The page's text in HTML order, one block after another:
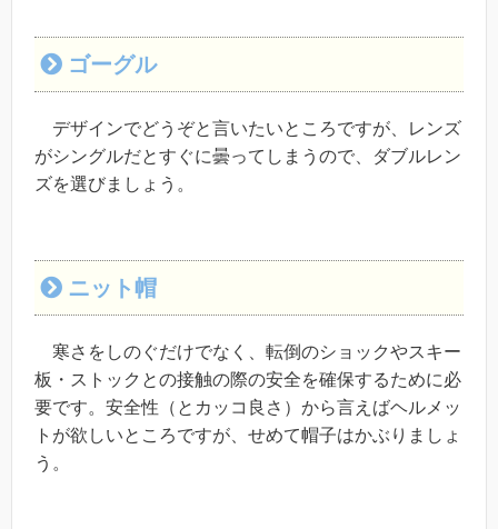
ゴーグル
デザインでどうぞと言いたいところですが、レンズ
がシングルだとすぐに曇ってしまうので、ダブルレン
ズを選びましょう。
ニット帽
寒さをしのぐだけでなく、転倒のショックやスキー
板・ストックとの接触の際の安全を確保するために必
要です。安全性（とカッコ良さ）から言えばヘルメッ
トが欲しいところですが、せめて帽子はかぶりましょ
う。